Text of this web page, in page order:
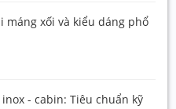
máng xối và kiểu dáng phổ
- cabin: Tiêu chuẩn kỹ